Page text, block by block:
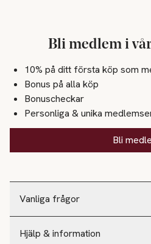
Vanliga frågor
Hjälp & information
Bli medlem i
10% på ditt första köp som
Bonus på alla köp
Bonuscheckar
Personliga & unika
Bli